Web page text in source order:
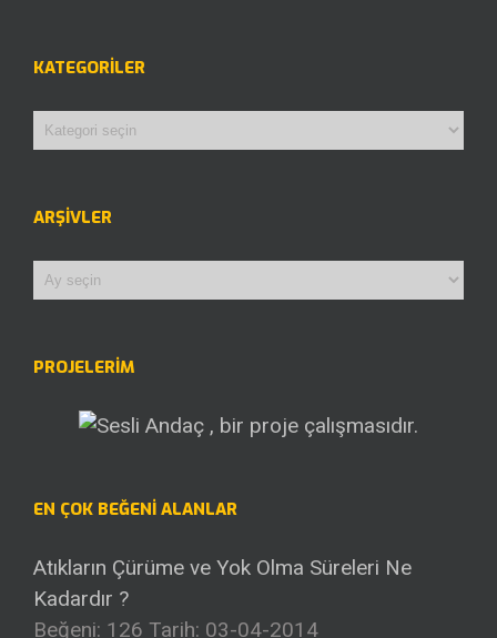
KATEGORILER
Kategoriler
ARŞIVLER
Arşivler
PROJELERİM
EN ÇOK BEĞENI ALANLAR
Atıkların Çürüme ve Yok Olma Süreleri Ne
Kadardır ?
Beğeni: 126 Tarih: 03-04-2014